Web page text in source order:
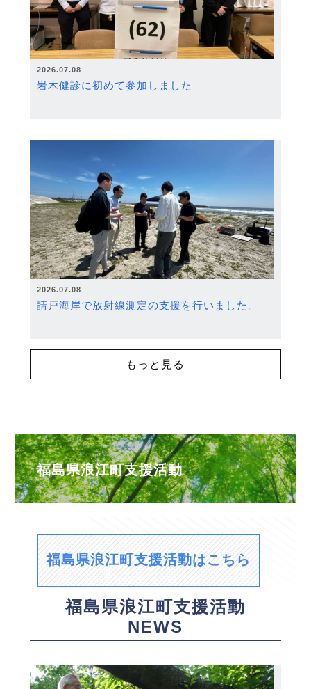
2026.07.08
岩木健診に初めて参加しました
2026.07.08
請戸海岸で放射線測定の支援を行いました。
もっと見る
福島県浪江町支援活動
福島県浪江町支援活動はこちら
福島県浪江町支援活動
NEWS